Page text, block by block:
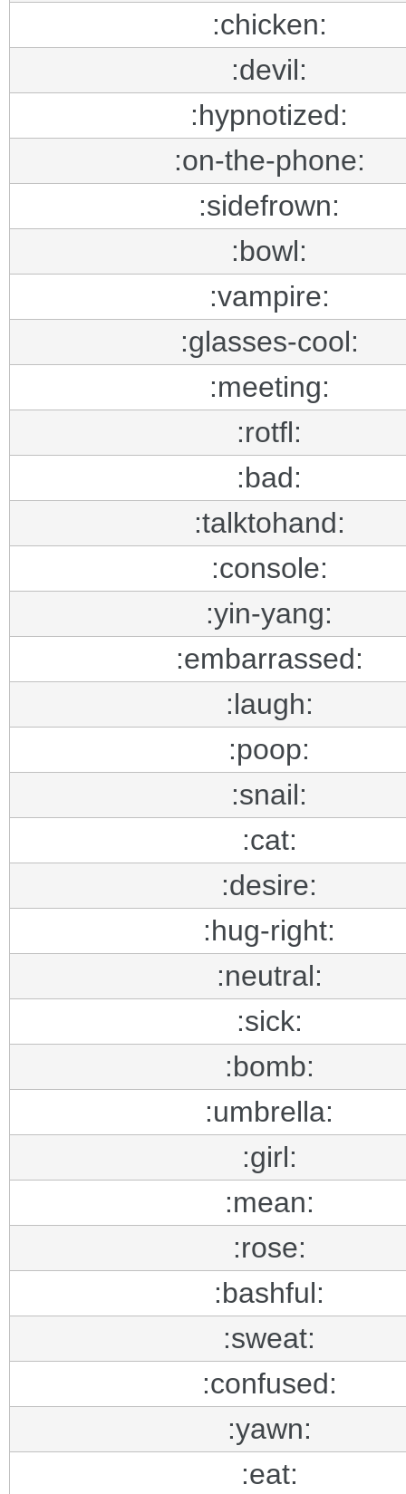
:chicken:
:devil:
:hypnotized:
:on-the-phone:
:sidefrown:
:bowl:
:vampire:
:glasses-cool:
:meeting:
:rotfl:
:bad:
:talktohand:
:console:
:yin-yang:
:embarrassed:
:laugh:
:poop:
:snail:
:cat:
:desire:
:hug-right:
:neutral:
:sick:
:bomb:
:umbrella:
:girl:
:mean:
:rose:
:bashful:
:sweat:
:confused:
:yawn:
:eat: